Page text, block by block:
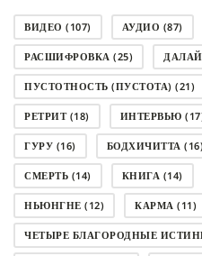
ВИДЕО (107) АУДИО (87)
РАСШИФРОВКА (25)
ПУСТОТНОСТЬ (ПУСТОТА) (21)
РЕТРИТ(18) ИНТЕРВЬЮ
ГУРУ (16) БОДХИЧИТТА (16)
СМЕРТЬ (14) КНИГА (14)
НЬЮНГНЕ (12) КАРМА (11)
ЧЕТЫРЕ БЛАГОРОДНЫЕ